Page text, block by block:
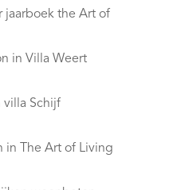
jaarboek the Art of
in Villa Weert
villa Schijf
in The Art of Living